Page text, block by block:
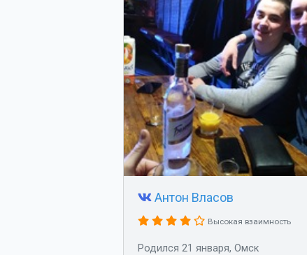
Антон Власов
Высокая взаимность
Родился 21 января, Омск